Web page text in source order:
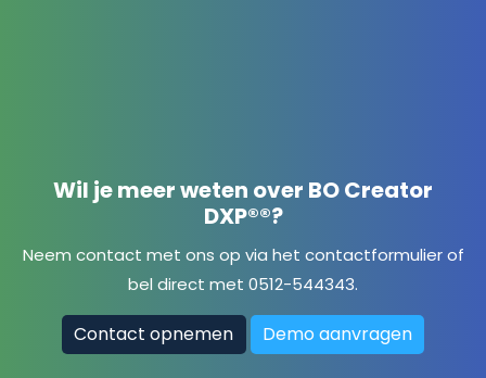
Wil je meer weten over BO Creator
DXP®®?
Neem contact met ons op via het contactformulierof
bel direct met 0512-544343.
Contact opnemen Demo aanvragen